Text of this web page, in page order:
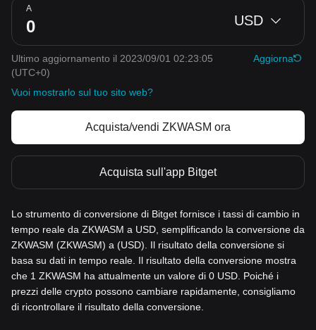
A
USD
Ultimo aggiornamento il 2023/09/01 02:23:05
(UTC+0)
Aggiorna
Vuoi mostrarlo sul tuo sito web?
Acquista/vendi ZKWASM ora
Acquista sull'app Bitget
Lo strumento di conversione di Bitget fornisce i tassi di cambio in
tempo reale da ZKWASM a USD, semplificando la conversione da
ZKWASM (ZKWASM) a (USD). Il risultato della conversione si
basa su dati in tempo reale. Il risultato della conversione mostra
che 1 ZKWASM ha attualmente un valore di 0 USD. Poiché i
prezzi delle crypto possono cambiare rapidamente, consigliamo
di ricontrollare il risultato della conversione.